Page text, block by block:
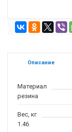
Описание
Материал
резина
Вес, кг
1.46